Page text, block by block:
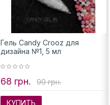
Гель Candy Crooz для
дизайна №1, 5 мл
68 грн. 90 грн.
КУПИТЬ